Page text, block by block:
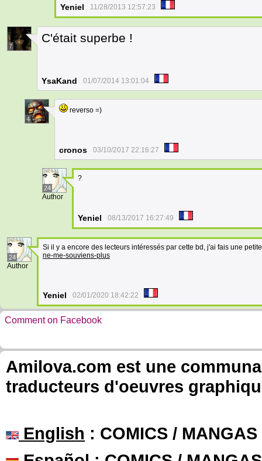
Yeniel 11/28/2013 12:57:23
7
C'était superbe !
YsaKand 01/07/2014 13:01:04
4
reverso =)
cronos 03/10/2017 22:16:27
24
Author
?
Yeniel 08/13/2017 16:27:49
24
Author
Si il y a encore des lecteurs intéressés par cette bd, j'ai fais une
ne-me-souviens-plus
Yeniel 02/01/2020 18:42:22
Comment on Facebook
Amilova.com est une
traducteurs d'oeuvres
English : COMICS /